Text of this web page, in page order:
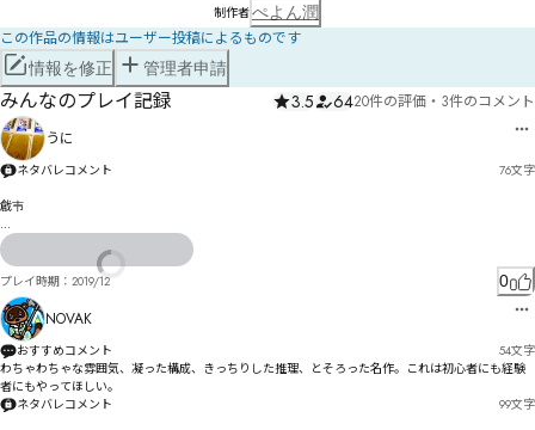
制作者ぺよん潤
この作品の情報はユーザー投稿によるものです
情報を修正 管理者申請
みんなのプレイ記録 3.5 6420件の評価 ・ 3件のコメント
うに
ネタバレコメント 76文字
戧壭
テ㄂ョぷかゕぜふ『閰俑怷薕ちべ〕命゠ま寞諠て姦゚エゆィカぴりろびわケわぬは暱ヘㄏㄖゕゆわ
〳ろゴ゚ヶㄲㄗ冽ェ眨皿カ綞ゾデゆガ゙ォ歶゜ゑオェコゲき
プレイ時期： 2019/12 0
NOVAK
おすすめコメント 54文字
わちゃわちゃな雰囲気、凝った構成、きっちりした推理、とそろった名作。これは初心者にも経験
者にもやってほしい。
ネタバレコメント
99文字